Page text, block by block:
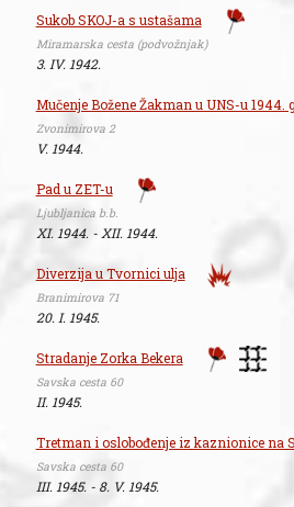
Sukob SKOJ-a s ustašama
Miramarska cesta (podvožnjak)
3. IV. 1942.
Mučenje Božene Žakman u UNS-u 1944.
Zvonimirova 2
V. 1944.
Pad u ZET-u
Ljubljanica b.b.
XI. 1944. - XII. 1944.
Diverzija u Tvornici ulja
Branimirova 71
20. I. 1945.
Stradanje Zorka Bekera
Savska cesta 60
II. 1945.
Tretman i oslobođenje iz kaznionice na
Savska cesta 60
III. 1945. - 8. V. 1945.